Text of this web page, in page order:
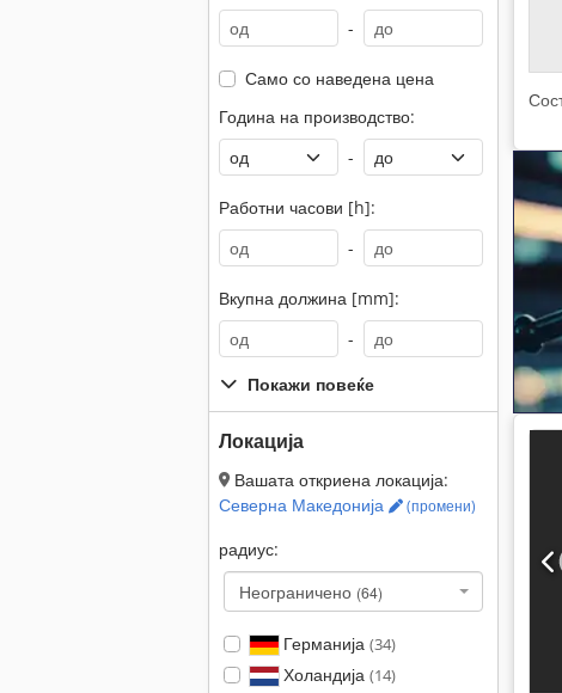
-
Само со наведена цена
Година на производство:
-
Работни часови [h]:
-
Вкупна должина [mm]:
-
Покажи повеќе
Локација
Вашата откриена локација:
Северна Македонија
(промени)
радиус:
Неограничено (64)
Германија (34)
Холандија (14)